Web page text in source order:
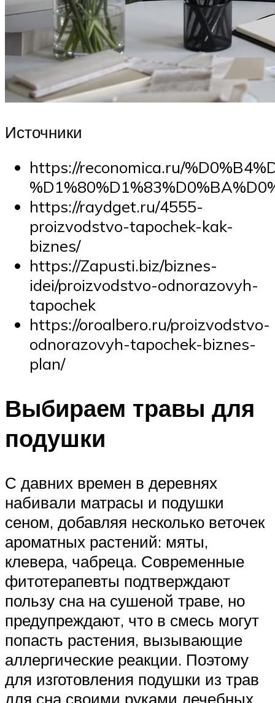
Источники
https://reconomica.ru/
https://raydget.ru/4555-
proizvodstvo-tapochek-kak-
biznes/
https://Zapusti.biz/biznes-
idei/proizvodstvo-odnorazovyh-
tapochek
https://oroalbero.ru/proizvodstvo-
odnorazovyh-tapochek-biznes-
plan/
Выбираем травы для
подушки
С давних времен в деревнях
набивали матрасы и подушки
сеном, добавляя несколько веточек
ароматных растений: мяты,
клевера, чабреца. Современные
фитотерапевты подтверждают
пользу сна на сушеной траве, но
предупреждают, что в смесь могут
попасть растения, вызывающие
аллергические реакции. Поэтому
для изготовления подушки из трав
для сна своими руками лечебных